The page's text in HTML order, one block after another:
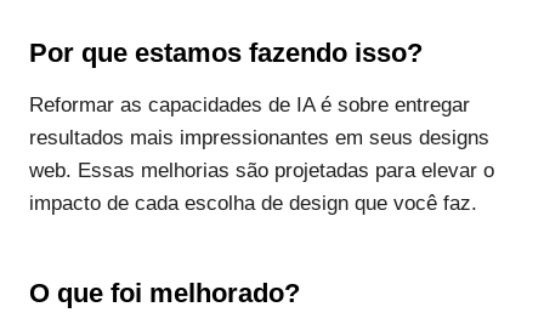
Por que estamos fazendo isso?
Reformar as capacidades de IA é sobre entregar
resultados mais impressionantes em seus designs
web. Essas melhorias são projetadas para elevar o
impacto de cada escolha de design que você faz.
O que foi melhorado?